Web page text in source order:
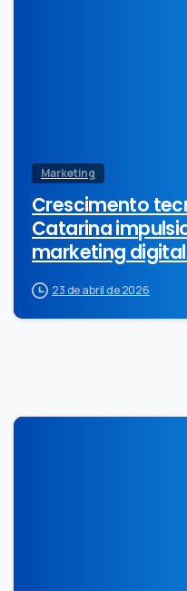
Marketing
Crescimento
Catarina
marketing
23 de abril de 2026